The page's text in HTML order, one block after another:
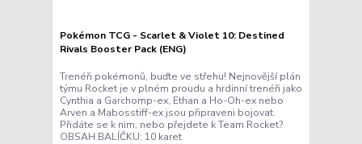
Pokémon TCG - Scarlet & Violet 10: Destined
Rivals Booster Pack (ENG)
Trenéři pokémonů, buďte ve střehu! Nejnovější plán
týmu Rocket je v plném proudu a hrdinní trenéři jako
Cynthia a Garchomp-ex, Ethan a Ho-Oh-ex nebo
Arven a Mabosstiff-ex jsou připraveni bojovat.
Přidáte se k nim, nebo přejdete k Team Rocket?
OBSAH BALÍČKU: 10 karet